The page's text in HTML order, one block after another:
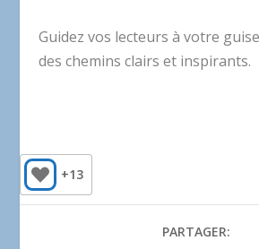
Guidez vos lecteurs à votre
des chemins clairs et inspirants.
+13
PARTAGER: